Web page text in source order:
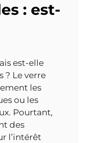
: est-
est-elle
? Le verre
les
ou les
Pourtant,
des
l’intérêt